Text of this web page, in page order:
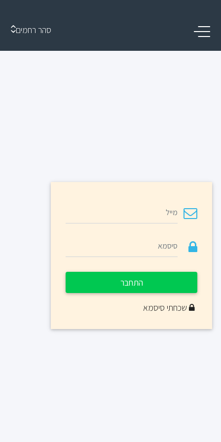
סהר רחמים
התחבר
שכחתי סיסמא